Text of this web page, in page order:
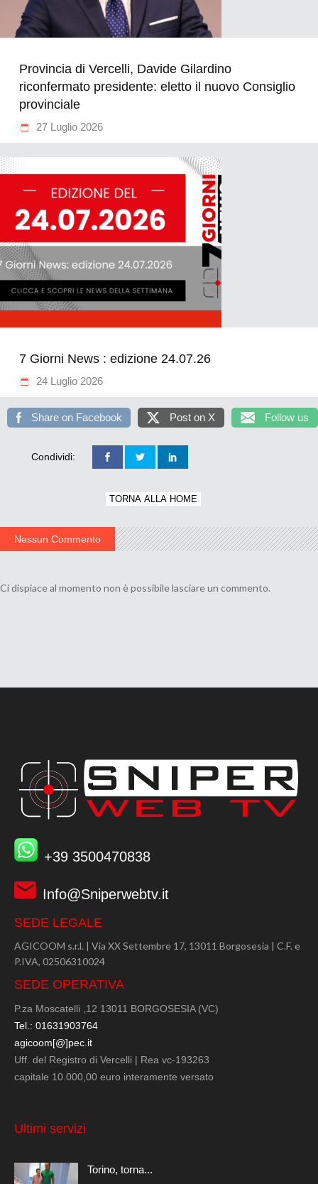
Provincia di Vercelli, Davide Gilardino
riconfermato presidente: eletto il nuovo Consiglio
provinciale
27 Luglio 2026
7 Giorni News : edizione 24.07.26
24 Luglio 2026
Share on Facebook Post on X Follow us
Condividi:
TORNA ALLA HOME
Nessun Commento
Ci dispiace al momento non è possibile lasciare un commento.
+39 3500470838
Info@Sniperwebtv.it
SEDE LEGALE
AGICOOM s.r.l. | Via XX Settembre 17, 13011 Borgosesia | C.F. e
P.IVA, 02506310024
SEDE OPERATIVA
P.za Moscatelli ,12 13011 BORGOSESIA (VC)
Tel.: 01631903764
agicoom[@]pec.it
Uff. del Registro di Vercelli | Rea vc-193263
capitale 10.000,00 euro interamente versato
Ultimi servizi
Torino, torna...